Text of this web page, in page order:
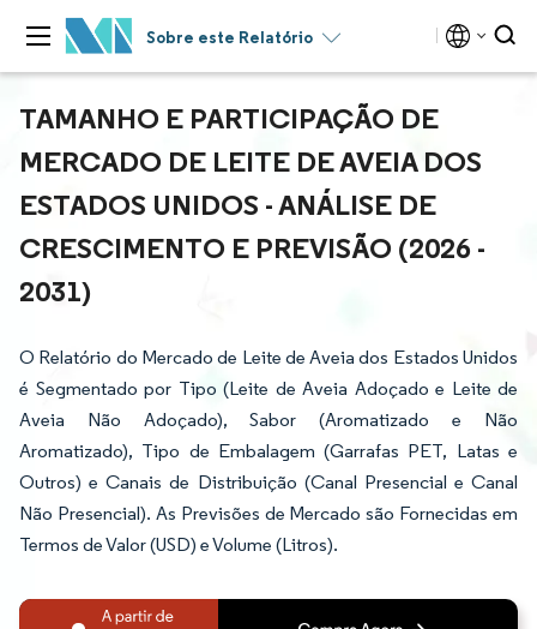
Sobre este Relatório
TAMANHO E PARTICIPAÇÃO DE
MERCADO DE LEITE DE AVEIA DOS
ESTADOS UNIDOS - ANÁLISE DE
CRESCIMENTO E PREVISÃO (2026 -
2031)
O Relatório do Mercado de Leite de Aveia dos Estados Unidos
é Segmentado por Tipo (Leite de Aveia Adoçado e Leite de
Aveia Não Adoçado), Sabor (Aromatizado e Não
Aromatizado), Tipo de Embalagem (Garrafas PET, Latas e
Outros) e Canais de Distribuição (Canal Presencial e Canal
Não Presencial). As Previsões de Mercado são Fornecidas em
Termos de Valor (USD) e Volume (Litros).